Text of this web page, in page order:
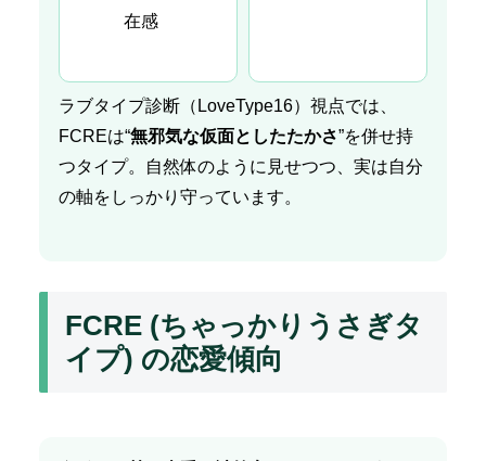
在感
ラブタイプ診断（LoveType16）視点では、
FCREは“無邪気な仮面としたたかさ”を併せ持
つタイプ。自然体のように見せつつ、実は自分
の軸をしっかり守っています。
FCRE (ちゃっかりうさぎタ
イプ) の恋愛傾向